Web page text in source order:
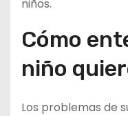
niños.
Cómo
niño
Los problemas de